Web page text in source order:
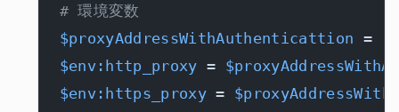
# 環境変数
$proxyAddressWithAuthenticattion =
$env:http_proxy =
$env:https_proxy =